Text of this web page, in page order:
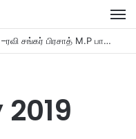
உதயநிதி பதில்…